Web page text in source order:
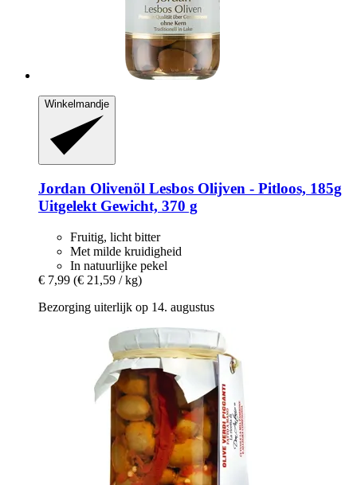
Winkelmandje
Jordan Olivenöl Lesbos Olijven -​ Pitloos, 185g
Uitgelekt Gewicht, 370 g
Fruitig, licht bitter
Met milde kruidigheid
In natuurlijke pekel
€ 7,99 (€ 21,59 / kg)
Bezorging uiterlijk op 14. augustus